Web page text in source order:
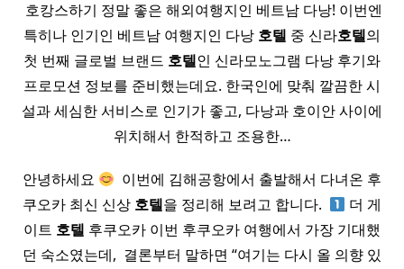
​ 호캉스하기 정말 좋은 해외여행지인 베트남 다낭! 이번엔
특히나 인기인 베트남 여행지인 다낭 호텔 중 신라호텔의
첫 번째 글로벌 브랜드 호텔인 신라모노그램 다낭 후기와
프로모션 정보를 준비했는데요. 한국인에 맞춰 깔끔한 시
설과 세심한 서비스로 인기가 좋고, 다낭과 호이안 사이에
위치해서 한적하고 조용한…
안녕하세요
​ 이번에 김해공항에서 출발해서 다녀온 후
쿠오카 최신 신상 호텔을 정리해 보려고 합니다. ​
더 게
이트 호텔 후쿠오카 이번 후쿠오카 여행에서 가장 기대했
던 숙소였는데, ​ 결론부터 말하면 ​“여기는 다시 올 의향 있